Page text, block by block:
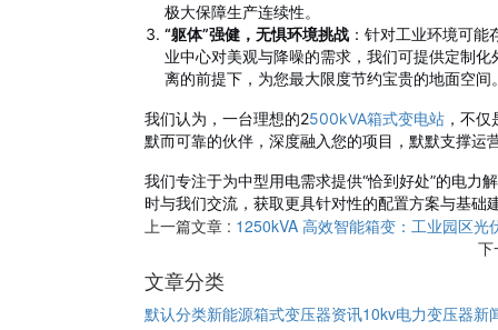
极大保障生产连续性。
“躯体”强健，无惧环境挑战 ：针对工业环境可
业中心对美观与降噪的需求，我们可提供定制
离的前提下，为您最大限度节约宝贵的地面空间
我们认为，一台理想的2500kVA箱式变电站 ，不
默而可靠的伙伴，深度融入您的项目，默默支撑运
我们专注于为中型用电需求提供“恰到好处”的电
时与我们交流，获取更具针对性的配置方案与基础
上一篇文章 : 1250kVA 高效智能箱变：工业园区光
文章分类
默认分类新能源箱式变压器资讯10kv电力变压器新